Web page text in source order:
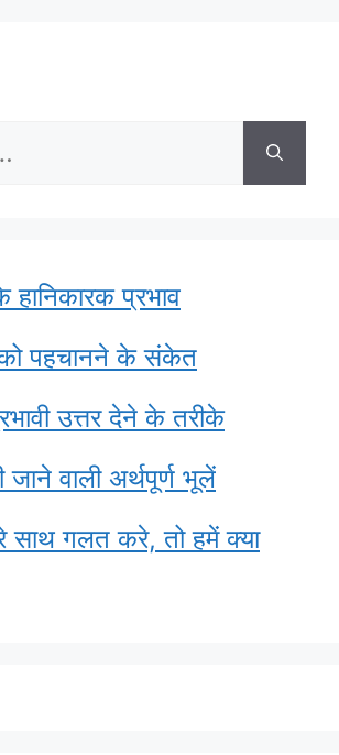
हानिकारक प्रभाव
पहचानने के संकेत
उत्तर देने के तरीके
जाने वाली अर्थपूर्ण भूलें
साथ गलत करे, तो हमें क्या